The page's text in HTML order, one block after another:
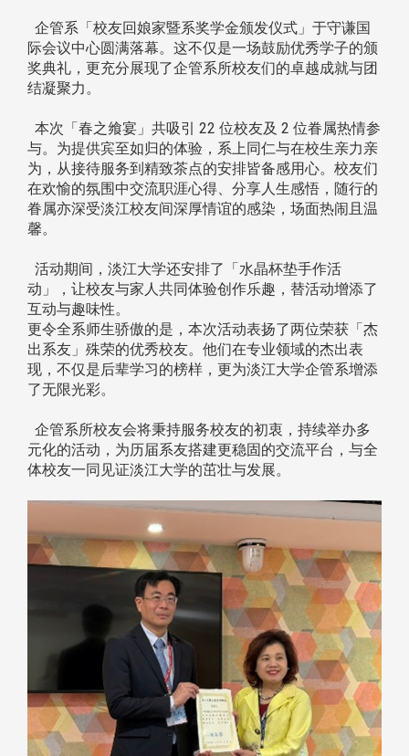
企管系「校友回娘家暨系奖学金颁发仪式」于守谦国
际会议中心圆满落幕。这不仅是一场鼓励优秀学子的颁
奖典礼，更充分展现了企管系所校友们的卓越成就与团
结凝聚力。
本次「春之飨宴」共吸引 22 位校友及 2 位眷属热情参
与。为提供宾至如归的体验，系上同仁与在校生亲力亲
为，从接待服务到精致茶点的安排皆备感用心。校友们
在欢愉的氛围中交流职涯心得、分享人生感悟，随行的
眷属亦深受淡江校友间深厚情谊的感染，场面热闹且温
馨。
活动期间，淡江大学还安排了「水晶杯垫手作活
动」，让校友与家人共同体验创作乐趣，替活动增添了
互动与趣味性。
更令全系师生骄傲的是，本次活动表扬了两位荣获「杰
出系友」殊荣的优秀校友。他们在专业领域的杰出表
现，不仅是后辈学习的榜样，更为淡江大学企管系增添
了无限光彩。
企管系所校友会将秉持服务校友的初衷，持续举办多
元化的活动，为历届系友搭建更稳固的交流平台，与全
体校友一同见证淡江大学的茁壮与发展。